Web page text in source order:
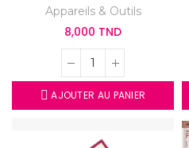
Appareils & Outils
8,000 TND
AJOUTER AU PANIER